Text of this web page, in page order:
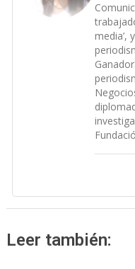
media’,
Leer también: